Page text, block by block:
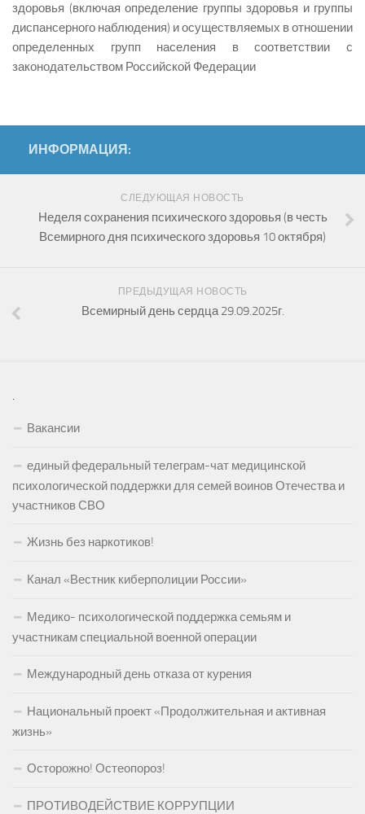
здоровья (включая определение группы здоровья и группы
диспансерного наблюдения) и осуществляемых в отношении
определенных групп населения в соответствии с
законодательством Российской Федерации
ИНФОРМАЦИЯ:
СЛЕДУЮЩАЯ НОВОСТЬ
Неделя сохранения психического здоровья (в честь
Всемирного дня психического здоровья 10 октября)
ПРЕДЫДУЩАЯ НОВОСТЬ
Всемирный день сердца 29.09.2025г.
.
Вакансии
единый федеральный телеграм-чат медицинской
психологической поддержки для семей воинов Отечества и
участников СВО
Жизнь без наркотиков!
Канал «Вестник киберполиции России»
Медико- психологической поддержка семьям и
участникам специальной военной операции
Международный день отказа от курения
Национальный проект «Продолжительная и активная
жизнь»
Осторожно! Остеопороз!
ПРОТИВОДЕЙСТВИЕ КОРРУПЦИИ